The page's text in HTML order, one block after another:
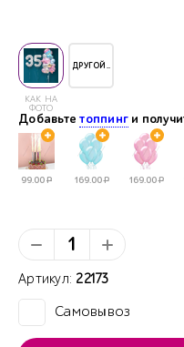
КАК НА
ФОТО
ДРУГОЙ..
Добавьтетоппинг и
99.00Р 169.00Р 169.00Р
Артикул: 22173
Самовывоз